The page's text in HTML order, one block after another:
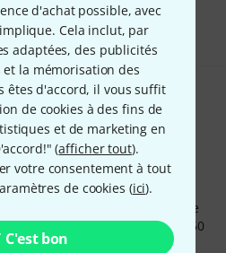
d'achat possible, avec
Cela inclut, par
adaptées, des publicités
la mémorisation des
êtes d'accord, il vous suffit
de cookies à des fins de
et de marketing en
(afficher tout).
votre consentement à tout
de cookies (ici).
C'est bon
Aide et commentaires
Thomann
Thomann et, avec un peu de
bons d'achat d'une valeur de 50